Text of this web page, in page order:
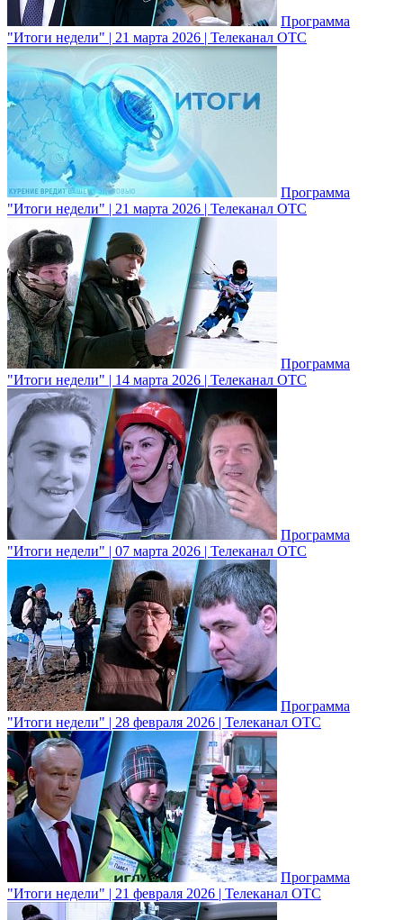
Программа
"Итоги недели" | 21 марта 2026 | Телеканал ОТС
Программа
"Итоги недели" | 21 марта 2026 | Телеканал ОТС
Программа
"Итоги недели" | 14 марта 2026 | Телеканал ОТС
Программа
"Итоги недели" | 07 марта 2026 | Телеканал ОТС
Программа
"Итоги недели" | 28 февраля 2026 | Телеканал ОТС
Программа
"Итоги недели" | 21 февраля 2026 | Телеканал ОТС